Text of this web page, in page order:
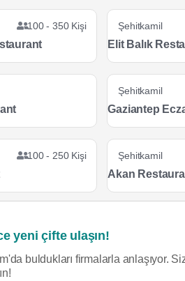
100 - 350 Kişi Şehitkamil
Elit Balık
Şehitkamil
Gaziantep
100 - 250 Kişi Şehitkamil
Akan
yeni çifte ulaşın!
buldukları firmalarla anlaşıyor.